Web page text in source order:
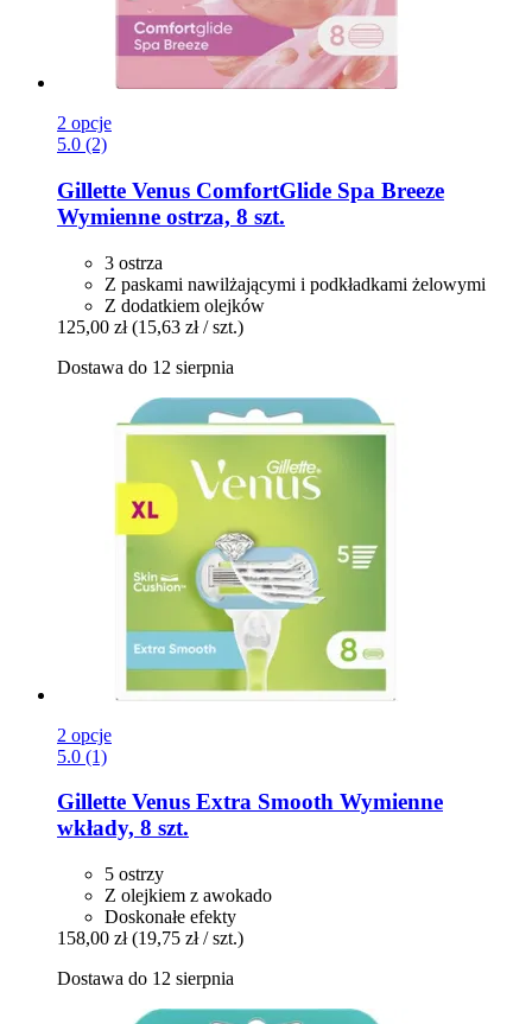
2 opcje
5.0 (2)
Gillette Venus ComfortGlide Spa Breeze
Wymienne ostrza, 8 szt.
3 ostrza
Z paskami nawilżającymi i podkładkami żelowymi
Z dodatkiem olejków
125,00 zł (15,63 zł / szt.)
Dostawa do 12 sierpnia
2 opcje
5.0 (1)
Gillette Venus Extra Smooth Wymienne
wkłady, 8 szt.
5 ostrzy
Z olejkiem z awokado
Doskonałe efekty
158,00 zł (19,75 zł / szt.)
Dostawa do 12 sierpnia